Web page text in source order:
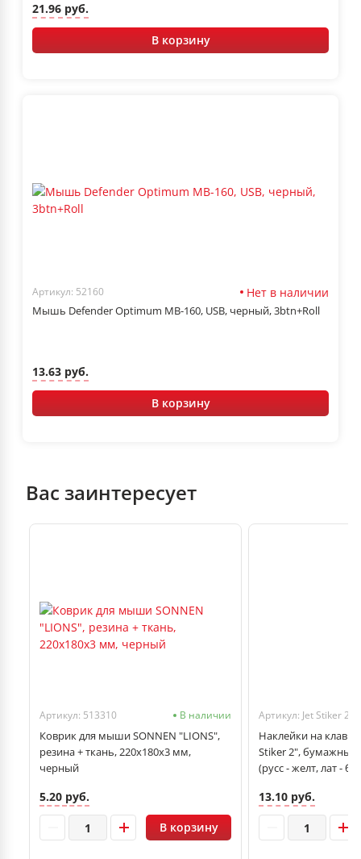
21.96 руб.
В корзину
Артикул: 52160 Нет в наличии
Мышь Defender Optimum MB-160, USB, черный, 3btn+Roll
13.63 руб.
В корзину
Вас заинтересует
Артикул: 513310 В наличии
Коврик для мыши SONNEN "LIONS",
резина + ткань, 220х180х3 мм,
черный
5.20 руб.
В корзину
Артикул: Jet Stiker 2
Наклейки на
Stiker 2", бумажные
(русс - желт, лат -
13.10 руб.